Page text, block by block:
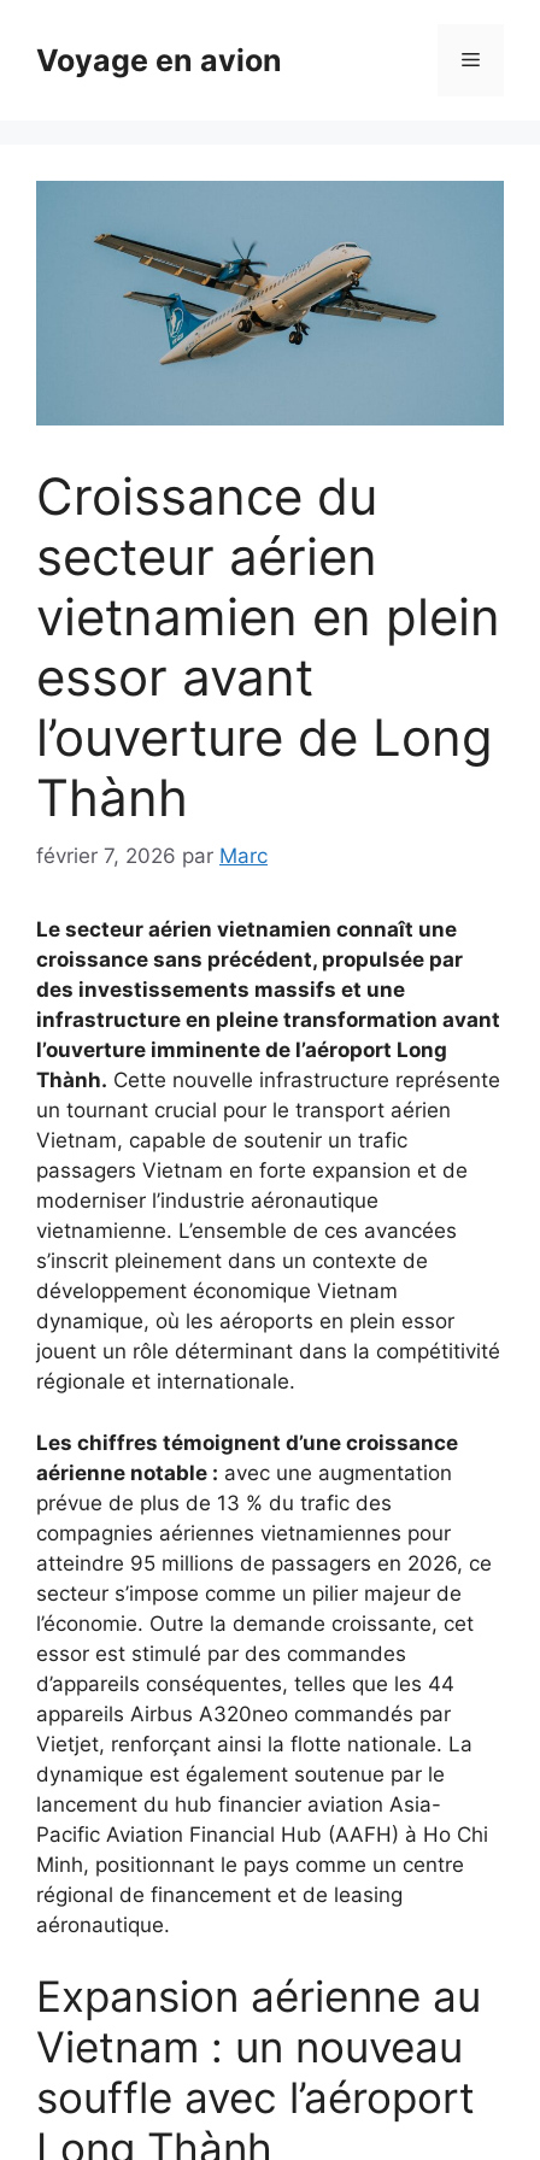
contenuVoyage en avion Menu
Croissance du
secteur aérien
vietnamien en plein
essor avant
l’ouverture de Long
Thành
février 7, 2026 par Marc
Le secteur aérien vietnamien connaît une
croissance sans précédent, propulsée par
des investissements massifs et une
infrastructure en pleine transformation avant
l’ouverture imminente de l’aéroport Long
Thành. Cette nouvelle infrastructure représente
un tournant crucial pour le transport aérien
Vietnam, capable de soutenir un trafic
passagers Vietnam en forte expansion et de
moderniser l’industrie aéronautique
vietnamienne. L’ensemble de ces avancées
s’inscrit pleinement dans un contexte de
développement économique Vietnam
dynamique, où les aéroports en plein essor
jouent un rôle déterminant dans la compétitivité
régionale et internationale.
Les chiffres témoignent d’une croissance
aérienne notable : avec une augmentation
prévue de plus de 13 % du trafic des
compagnies aériennes vietnamiennes pour
atteindre 95 millions de passagers en 2026, ce
secteur s’impose comme un pilier majeur de
l’économie. Outre la demande croissante, cet
essor est stimulé par des commandes
d’appareils conséquentes, telles que les 44
appareils Airbus A320neo commandés par
Vietjet, renforçant ainsi la flotte nationale. La
dynamique est également soutenue par le
lancement du hub financier aviation Asia-
Pacific Aviation Financial Hub (AAFH) à Ho Chi
Minh, positionnant le pays comme un centre
régional de financement et de leasing
aéronautique.
Expansion aérienne au
Vietnam : un nouveau
souffle avec l’aéroport
Long Thành